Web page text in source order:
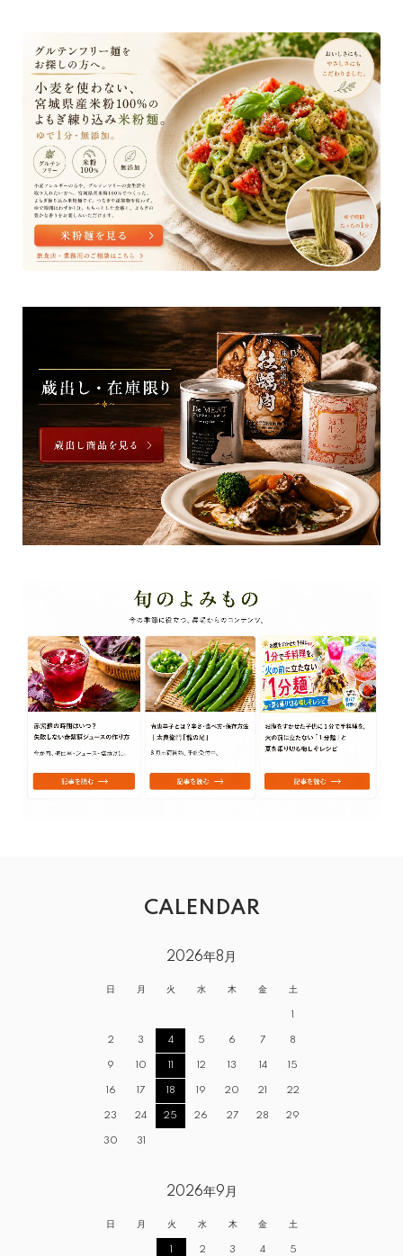
CALENDAR
2026年8月
日 月 火 水 木 金 土
1
2 3 4 5 6 7 8
9 10 11 12 13 14 15
16 17 18 19 20 21 22
23 24 25 26 27 28 29
30 31
2026年9月
日 月 火 水 木 金 土
1 2 3 4 5